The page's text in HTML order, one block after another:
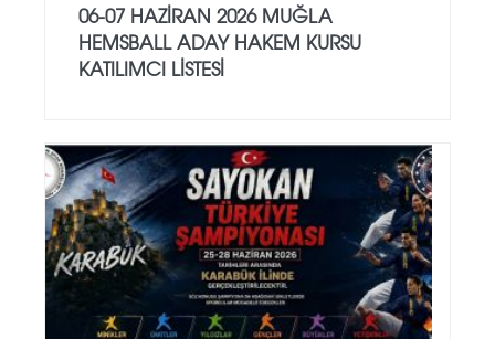
06-07 HAZİRAN 2026 MUĞLA
HEMSBALL ADAY HAKEM KURSU
KATILIMCI LİSTESİ